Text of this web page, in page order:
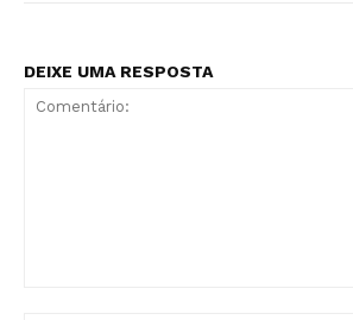
DEIXE UMA RESPOSTA